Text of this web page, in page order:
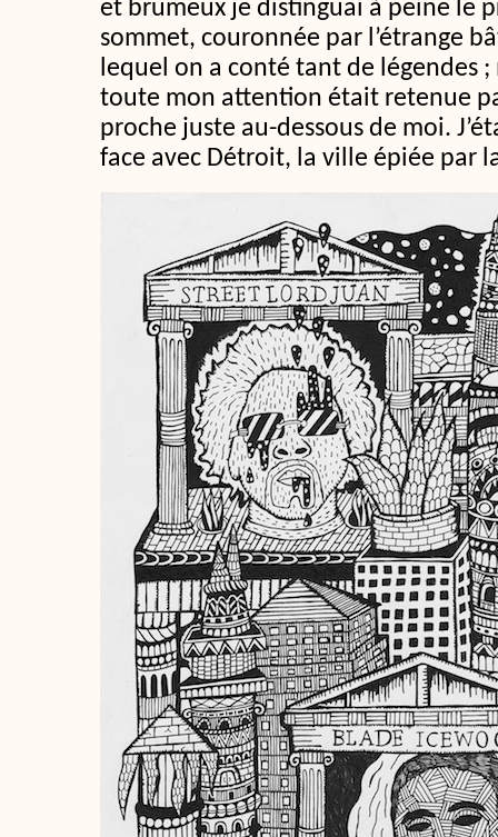
et brumeux je distinguai à peine le
sommet, couronnée par l’étrange
lequel on a conté tant de légendes ;
toute mon attention était retenue
proche juste au-dessous de moi.
face avec Détroit, la ville épiée par